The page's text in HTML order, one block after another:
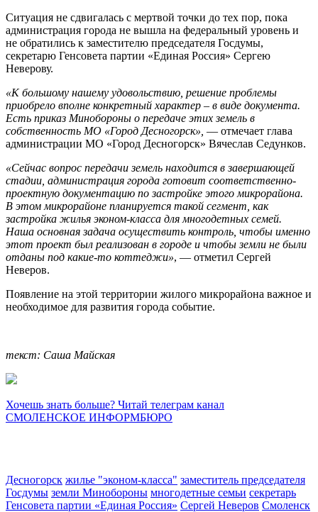
Ситуация не сдвигалась с мертвой точки до тех пор, пока
администрация города не вышла на федеральный уровень и
не обратились к заместителю председателя Госдумы,
секретарю Генсовета партии «Единая Россия» Сергею
Неверову.
«К большому нашему удовольствию, решение проблемы
приобрело вполне конкретный характер – в виде документа.
Есть приказ Минобороны о передаче этих земель в
собственность МО «Город Десногорск», — отмечает глава
администрации МО «Город Десногорск» Вячеслав Седунков.
«Сейчас вопрос передачи земель находится в завершающей
стадии, администрация города готовит соответственно-
проектную документацию по застройке этого микрорайона.
В этом микрорайоне планируется такой сегмент, как
застройка жилья эконом-класса для многодетных семей.
Наша основная задача осуществить контроль, чтобы именно
этот проект был реализован в городе и чтобы земли не были
отданы под какие-то коттеджи», — отметил Сергей
Неверов.
Появление на этой территории жилого микрорайона важное и
необходимое для развития города событие.
текст: Саша Майская
Хочешь знать больше? Читай телеграм канал
СМОЛЕНСКОЕ ИНФОРМБЮРО
Десногорск жилье "эконом-класса" заместитель председателя
Госдумы земли Минобороны многодетные семьи секретарь
Генсовета партии «Единая Россия» Сергей Неверов Смоленск